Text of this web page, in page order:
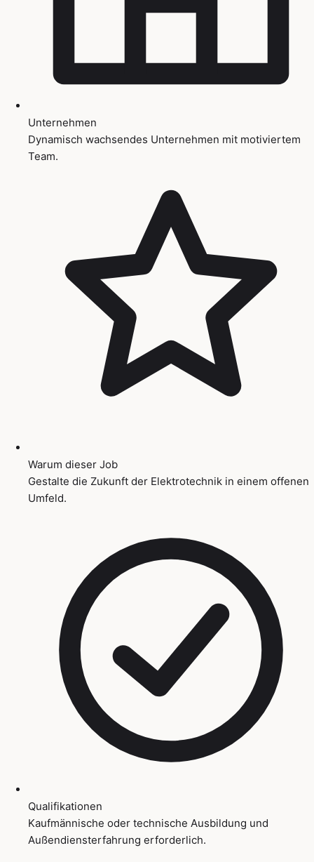
Unternehmen
Dynamisch wachsendes Unternehmen mit motiviertem
Team.
Warum dieser Job
Gestalte die Zukunft der Elektrotechnik in einem offenen
Umfeld.
Qualifikationen
Kaufmännische oder technische Ausbildung und
Außendiensterfahrung erforderlich.